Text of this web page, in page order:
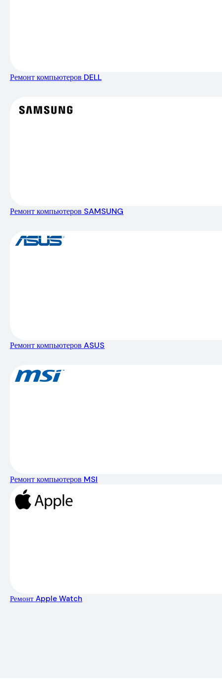
Ремонт компьютеров DELL
Ремонт компьютеров SAMSUNG
Ремонт компьютеров ASUS
Ремонт компьютеров MSI
Ремонт Apple Watch